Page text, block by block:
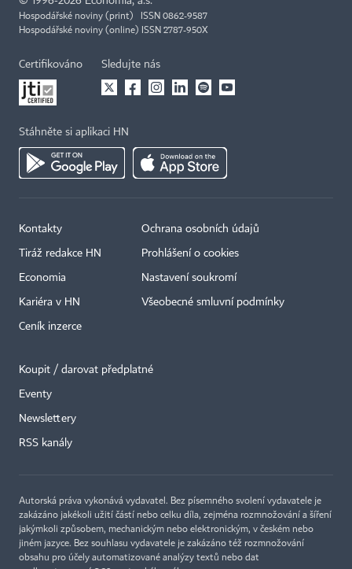
Hospodářské noviny (print) ISSN 0862-9587
Hospodářské noviny (online) ISSN 2787-950X
Certifikováno Sledujte nás
Stáhněte si aplikaci HN
Kontakty
Tiráž redakce HN
Economia
Kariéra v HN
Ceník inzerce
Ochrana osobních údajů
Prohlášení o cookies
Nastavení soukromí
Všeobecné smluvní podmínky
Koupit / darovat předplatné
Eventy
Newslettery
RSS kanály
Autorská práva vykonává vydavatel. Bez písemného svolení vydavatele je
zakázáno jakékoli užití částí nebo celku díla, zejména rozmnožování a šíření
jakýmkoli způsobem, mechanickým nebo elektronickým, v českém nebo
jiném jazyce. Bez souhlasu vydavatele je zakázáno též rozmnožování
obsahu pro účely automatizované analýzy textů nebo dat